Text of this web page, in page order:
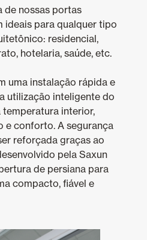
de nossas portas
ideais para qualquer tipo
residencial,
hotelaria, saúde, etc.
uma instalação rápida e
utilização inteligente do
interior,
e conforto. A segurança
reforçada graças ao
pela Saxun
de persiana para
compacto, fiável e